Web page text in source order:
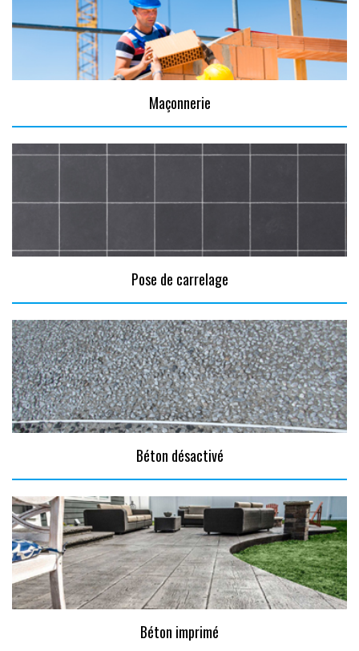
Maçonnerie
Pose de carrelage
Béton désactivé
Béton imprimé